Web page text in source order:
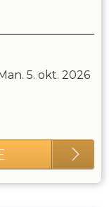
5. okt. 2026